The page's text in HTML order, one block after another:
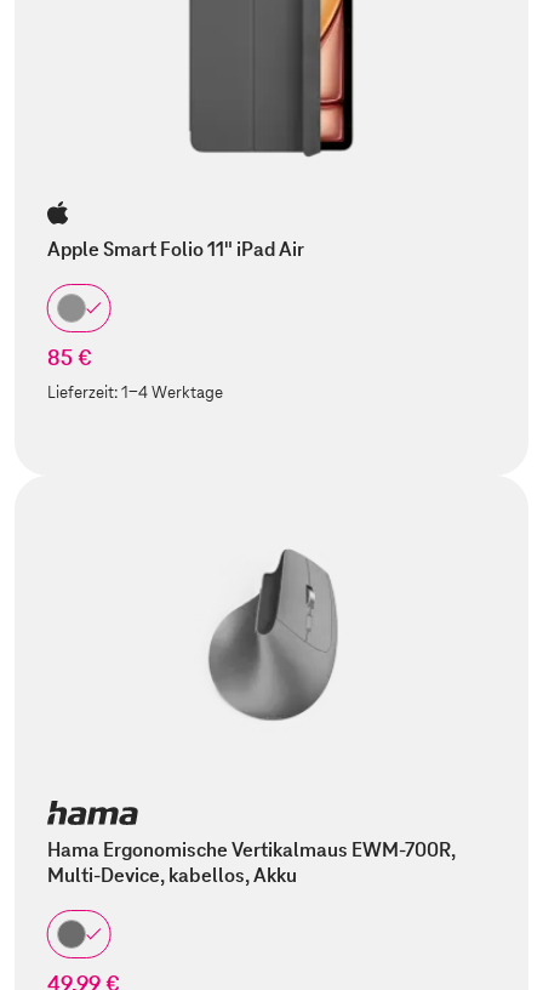
Apple Smart Folio 11" iPad Air
85 €
Lieferzeit:1-4 Werktage
Hama Ergonomische Vertikalmaus EWM-700R,
Multi-Device, kabellos, Akku
49,99 €